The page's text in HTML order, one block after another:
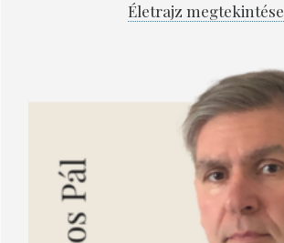
Életrajz megtekintése